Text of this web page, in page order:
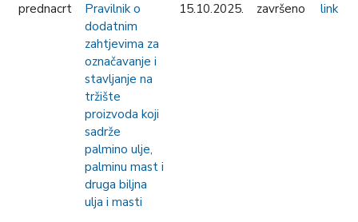
prednacrt
Pravilnik o
dodatnim
zahtjevima za
označavanje i
stavljanje na
tržište
proizvoda koji
sadrže
palmino ulje,
palminu mast i
druga biljna
ulja i masti
15.10.2025. završeno link